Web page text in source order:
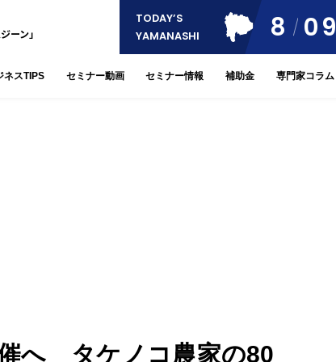
ーン」
TODAY’S
YAMANASHI
8 09
ネスTIPS セミナー動画 セミナー情報 補助金 専門家コラム
催へ タケノコ農家の80